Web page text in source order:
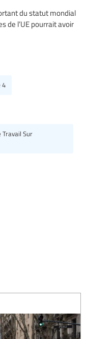
du statut mondial
de l’UE pourrait avoir
4
Sur